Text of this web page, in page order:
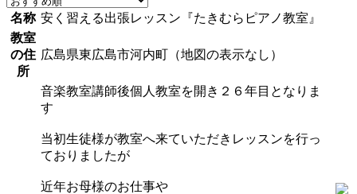
名称 安く習える出張レッスン『たきむらピアノ教室』
教室
の住
所
広島県東広島市河内町（地図の表示なし）
音楽教室講師後個人教室を開き２６年目となりま
す
当初生徒様が教室へ来ていただきレッスンを行っ
ておりましたが
近年お母様のお仕事や